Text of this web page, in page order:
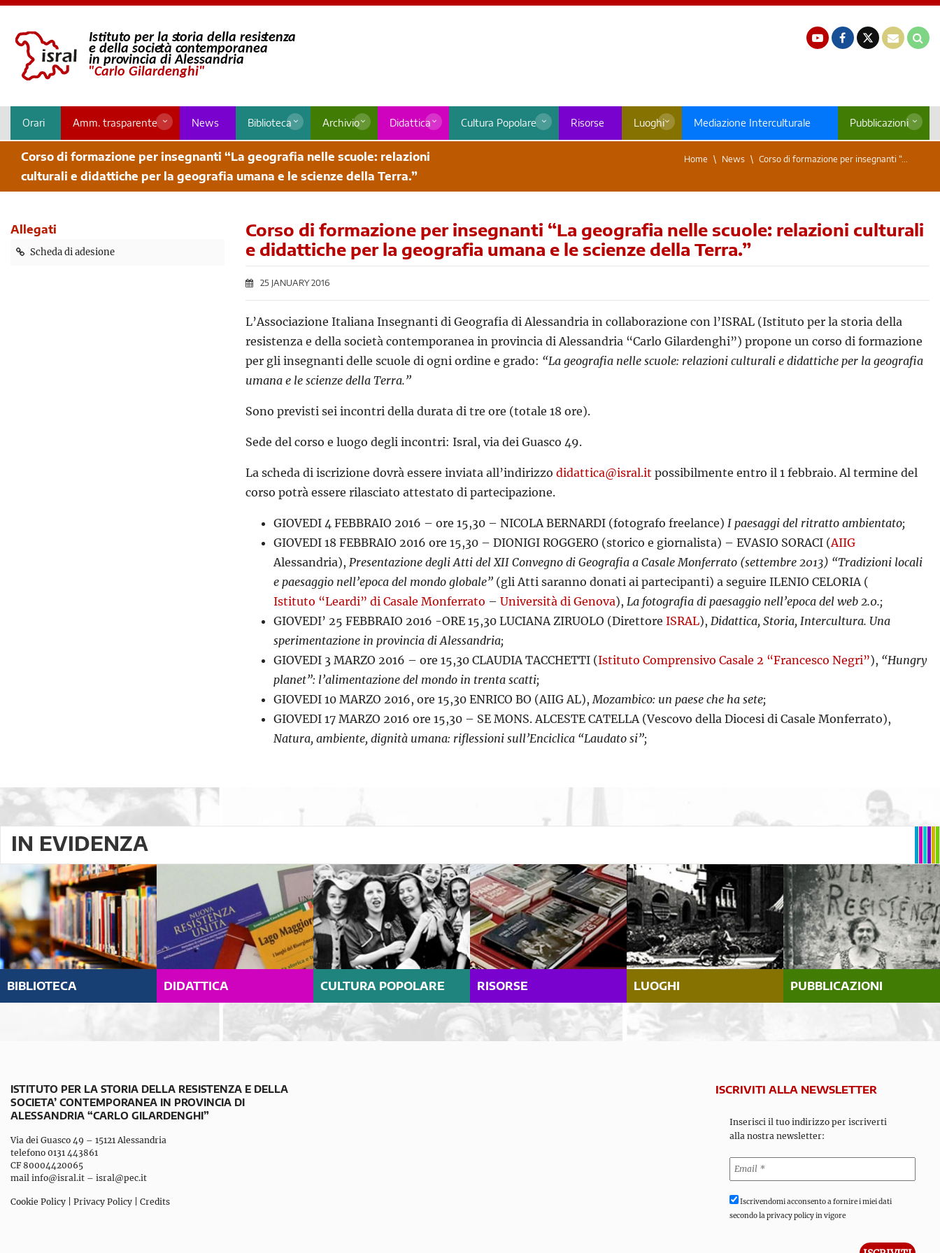
Orari Amm. trasparente News Biblioteca Archivio Didattica Cultura Popolare Risorse Luoghi Mediazione Interculturale Pubblicazioni
Corso di formazione per insegnanti “La geografia nelle scuole: relazioni
culturali e didattiche per la geografia umana e le scienze della Terra.”
Home News Corso di formazione per insegnanti “...
Allegati
Scheda di adesione
Corso di formazione per insegnanti “La geografia nelle scuole: relazioni culturali
e didattiche per la geografia umana e le scienze della Terra.”
25 JANUARY 2016
L’Associazione Italiana Insegnanti di Geografia di Alessandria in collaborazione con l’ISRAL (Istituto per la storia della
resistenza e della società contemporanea in provincia di Alessandria “Carlo Gilardenghi”) propone un corso di formazione
per gli insegnanti delle scuole di ogni ordine e grado: “La geografia nelle scuole: relazioni culturali e didattiche per la geografia
umana e le scienze della Terra.”
Sono previsti sei incontri della durata di tre ore (totale 18 ore).
Sede del corso e luogo degli incontri: Isral, via dei Guasco 49.
La scheda di iscrizione dovrà essere inviata all’indirizzo didattica@isral.it possibilmente entro il 1 febbraio. Al termine del
corso potrà essere rilasciato attestato di partecipazione.
GIOVEDI 4 FEBBRAIO 2016 – ore 15,30 – NICOLA BERNARDI (fotografo freelance) I paesaggi del ritratto ambientato;
GIOVEDI 18 FEBBRAIO 2016 ore 15,30 – DIONIGI ROGGERO (storico e giornalista) – EVASIO SORACI (AIIG
Alessandria), Presentazione degli Atti del XII Convegno di Geografia a Casale Monferrato (settembre 2013) “Tradizioni locali
e paesaggio nell’epoca del mondo globale” (gli Atti saranno donati ai partecipanti) a seguire ILENIO CELORIA (
Istituto “Leardi” di Casale Monferrato – Università di Genova), La fotografia di paesaggio nell’epoca del web 2.0.;
GIOVEDI’ 25 FEBBRAIO 2016 -ORE 15,30 LUCIANA ZIRUOLO (Direttore ISRAL), Didattica, Storia, Intercultura. Una
sperimentazione in provincia di Alessandria;
GIOVEDI 3 MARZO 2016 – ore 15,30 CLAUDIA TACCHETTI (Istituto Comprensivo Casale 2 “Francesco Negri”), “Hungry
planet”: l’alimentazione del mondo in trenta scatti;
GIOVEDI 10 MARZO 2016, ore 15,30 ENRICO BO (AIIG AL),Mozambico: un paese che ha sete;
GIOVEDI 17 MARZO 2016 ore 15,30 – SE MONS. ALCESTE CATELLA (Vescovo della Diocesi di Casale Monferrato),
Natura, ambiente, dignità umana: riflessioni sull’Enciclica “Laudato si”;
IN EVIDENZA
BIBLIOTECA DIDATTICA CULTURA POPOLARE RISORSE LUOGHI PUBBLICAZIONI
ISTITUTO PER LA STORIA DELLA RESISTENZA E DELLA
SOCIETA’ CONTEMPORANEA IN PROVINCIA DI
ALESSANDRIA “CARLO GILARDENGHI”
Via dei Guasco 49 – 15121 Alessandria
telefono 0131 443861
CF 80004420065
mail info@isral.it – isral@pec.it
Cookie Policy Privacy Policy Credits
ISCRIVITI ALLA NEWSLETTER
Inserisci il tuo indirizzo per iscriverti
alla nostra newsletter:
Iscrivendomi acconsento a fornire i miei dati
secondo la privacy policy in vigore